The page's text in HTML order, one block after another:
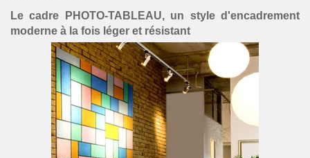
Le cadre PHOTO-TABLEAU, un style d'encadrement
moderne à la fois léger et résistant